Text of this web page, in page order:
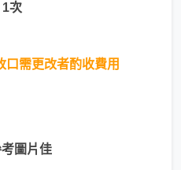
1次
口需更改者酌收費用
圖片佳